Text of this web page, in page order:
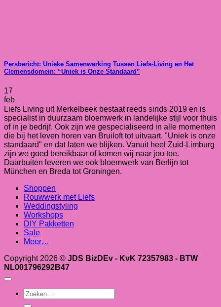
Persbericht: Unieke Samenwerking Tussen Liefs-Living en Het
Clemensdomein: “Uniek is Onze Standaard”
17
feb
Liefs Living uit Merkelbeek bestaat reeds sinds 2019 en is
specialist in duurzaam bloemwerk in landelijke stijl voor thuis
of in je bedrijf. Ook zijn we gespecialiseerd in alle momenten
die bij het leven horen van Bruiloft tot uitvaart. "Uniek is onze
standaard" en dat laten we blijken. Vanuit heel Zuid-Limburg
zijn we goed bereikbaar of komen wij naar jou toe.
Daarbuiten leveren we ook bloemwerk van Berlijn tot
München en Breda tot Groningen.
Shoppen
Rouwwerk met Liefs
Weddingstyling
Workshops
DIY Pakketten
Sale
Meer…
Copyright 2026 © JDS BizDEv - KvK 72357983 - BTW
NL001796292B47
Zoeken
naar: